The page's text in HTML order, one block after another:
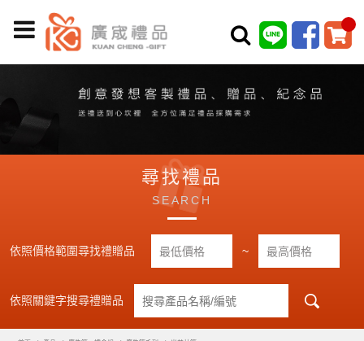
尋找禮品
SEARCH
依照價格範圍尋找禮贈品 ~
依照關鍵字搜尋禮贈品